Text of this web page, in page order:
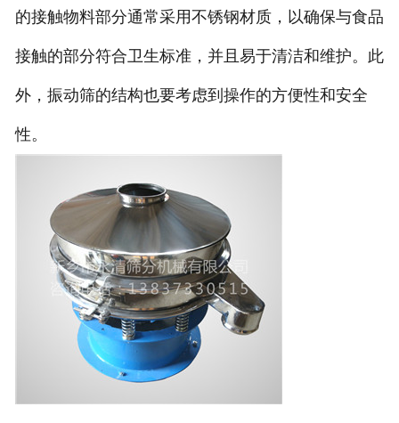
的接触物料部分通常采用不锈钢材质，以确保与食品
接触的部分符合卫生标准，并且易于清洁和维护。此
外，振动筛的结构也要考虑到操作的方便性和安全
性。